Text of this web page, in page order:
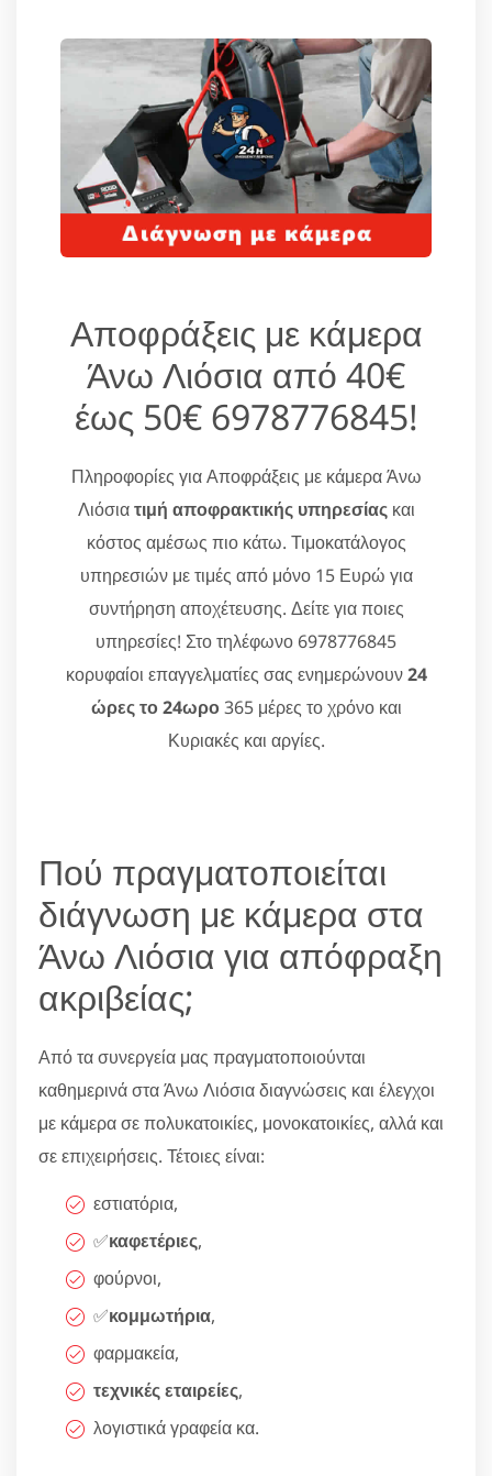
Αποφράξεις με κάμερα
Άνω Λιόσια από 40€
έως 50€ 6978776845!
Πληροφορίες για Αποφράξεις με κάμερα Άνω
Λιόσιατιμή αποφρακτικής υπηρεσίαςκαι
κόστος αμέσως πιο κάτω. Τιμοκατάλογος
υπηρεσιών με τιμές από μόνο 15 Ευρώ για
συντήρηση αποχέτευσης. Δείτε για ποιες
υπηρεσίες! Στο τηλέφωνο 6978776845
κορυφαίοι επαγγελματίες σας ενημερώνουν24
ώρες το 24ωρο365 μέρες το χρόνο και
Κυριακές και αργίες.
Πού πραγματοποιείται
διάγνωση με κάμερα στα
Άνω Λιόσια για απόφραξη
ακριβείας;
Από τα συνεργεία μας πραγματοποιούνται
καθημερινά στα Άνω Λιόσια διαγνώσεις και έλεγχοι
με κάμερα σε πολυκατοικίες, μονοκατοικίες, αλλά και
σε επιχειρήσεις. Τέτοιες είναι:
εστιατόρια,
✅καφετέριες,
φούρνοι,
✅κομμωτήρια,
φαρμακεία,
τεχνικές εταιρείες,
λογιστικά γραφεία κα.